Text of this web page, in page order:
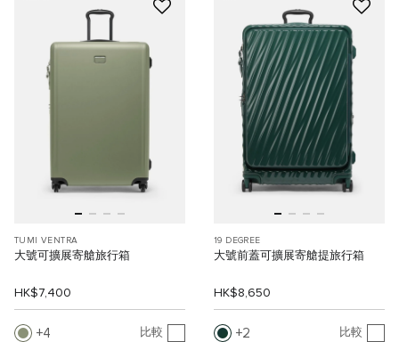
TUMI VENTRA
大號可擴展寄艙旅行箱
HK$7,400
4 比較
19 DEGREE
大號前蓋可擴展寄艙提旅行箱
HK$8,650
2 比較